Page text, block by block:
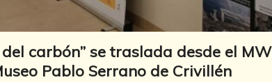
carbón” se traslada desde el
Pablo Serrano de Crivillén